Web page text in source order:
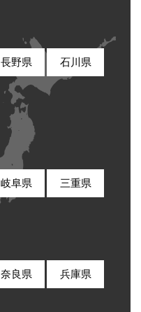
長野県 石川県
岐阜県 三重県
奈良県 兵庫県